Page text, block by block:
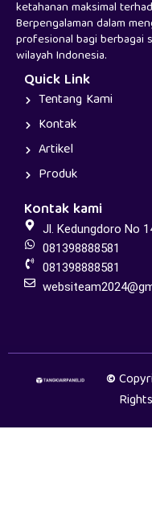
ketahanan maksimal
Berpengalaman dalam
profesional bagi
wilayah Indonesia.
Quick Link
Tentang Kami
Kontak
Artikel
Produk
Kontak kami
Jl. Kedungdoro No
081398888581
081398888581
©